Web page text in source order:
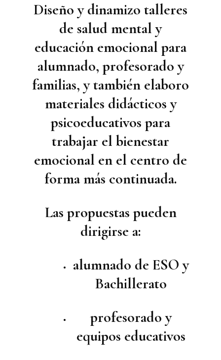
Diseño y dinamizo talleres
de salud mental y
educación emocionalpara
alumnado, profesorado y
familias, y también elaboro
materiales didácticos y
psicoeducativospara
trabajar el bienestar
emocional en el centro de
forma más continuada.
Las propuestas pueden
dirigirse a:
alumnado de ESO y
Bachillerato
profesorado y
equipos educativos